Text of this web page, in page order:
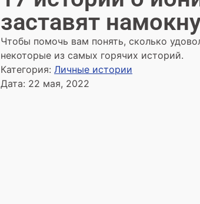
заставят
Чтобы помочь вам понять, сколько
некоторые из самых горячих историй.
Категория: Личные истории
Дата: 22 мая, 2022